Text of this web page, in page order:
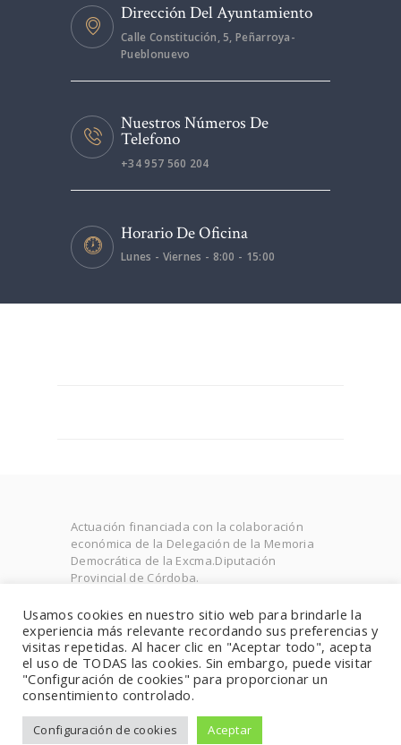
Dirección Del Ayuntamiento
Calle Constitución, 5, Peñarroya-
Pueblonuevo
Nuestros Números De
Telefono
+34 957 560 204
Horario De Oficina
Lunes - Viernes - 8:00 - 15:00
Actuación financiada con la colaboración
económica de la Delegación de la Memoria
Democrática de la Excma.Diputación
Provincial de Córdoba.
Developed by BeYourNetwork, All rights
reserved. Términos de uso and Política de
Usamos cookies en nuestro sitio web para brindarle la
experiencia más relevante recordando sus preferencias y
visitas repetidas. Al hacer clic en "Aceptar todo", acepta
el uso de TODAS las cookies. Sin embargo, puede visitar
"Configuración de cookies" para proporcionar un
consentimiento controlado.
Configuración de cookies Aceptar